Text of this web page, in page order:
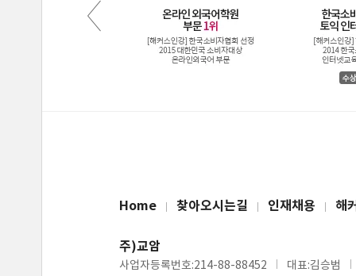
Home 찾아오시는길 인재채용 해
주)교암
사업자등록번호:214-88-88452 대표:김승범